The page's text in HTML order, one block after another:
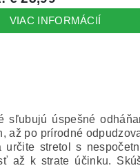
sľubujú úspešné
až po prírodné
určite stretol s
až k strate účinku.